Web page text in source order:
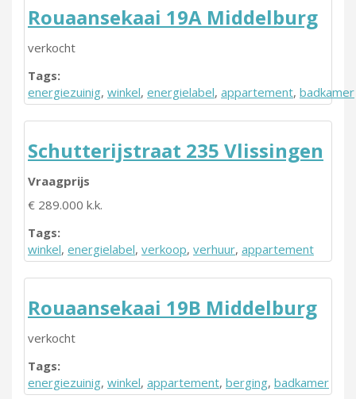
Rouaansekaai 19A Middelburg
verkocht
Tags:
energiezuinig, winkel, energielabel, appartement, badkamer
Schutterijstraat 235 Vlissingen
Vraagprijs
€ 289.000 k.k.
Tags:
winkel, energielabel, verkoop, verhuur, appartement
Rouaansekaai 19B Middelburg
verkocht
Tags:
energiezuinig, winkel, appartement, berging, badkamer